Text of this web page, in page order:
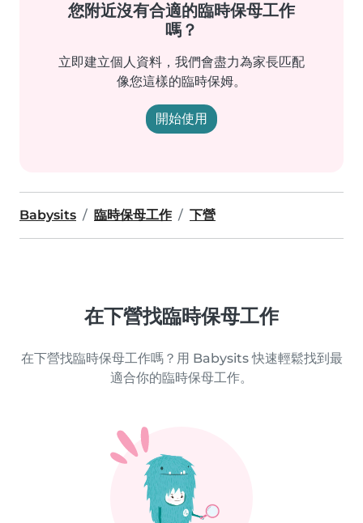
您附近沒有合適的臨時保母工作
嗎？
立即建立個人資料，我們會盡力為家長匹配
像您這樣的臨時保姆。
開始使用
Babysits 臨時保母工作 下營
在下營找臨時保母工作
在下營找臨時保母工作嗎？用 Babysits 快速輕鬆找到最
適合你的臨時保母工作。